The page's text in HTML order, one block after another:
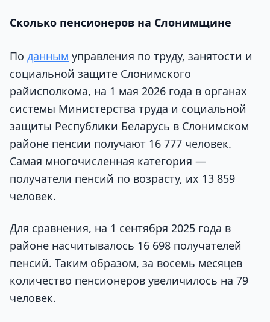
Сколько пенсионеров на Слонимщине
По данным управления по труду, занятости и
социальной защите Слонимского
райисполкома, на 1 мая 2026 года в органах
системы Министерства труда и социальной
защиты Республики Беларусь в Слонимском
районе пенсии получают 16 777 человек.
Самая многочисленная категория —
получатели пенсий по возрасту, их 13 859
человек.
Для сравнения, на 1 сентября 2025 года в
районе насчитывалось 16 698 получателей
пенсий. Таким образом, за восемь месяцев
количество пенсионеров увеличилось на 79
человек.